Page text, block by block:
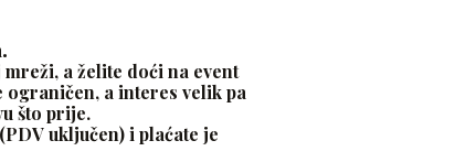
a želite doći na event
ograničen, a interes velik pa
što prije.
(PDV uključen) i plaćate je